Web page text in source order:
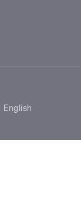
English